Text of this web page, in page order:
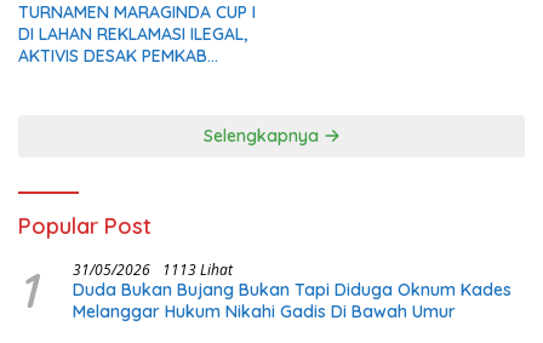
TURNAMEN MARAGINDA CUP I
DI LAHAN REKLAMASI ILEGAL,
AKTIVIS DESAK PEMKAB
Selengkapnya
Popular Post
1 31/05/2026 1113 Lihat
Duda Bukan Bujang Bukan Tapi Diduga Oknum Kades
Melanggar Hukum Nikahi Gadis Di Bawah Umur